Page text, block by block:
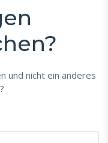
und nicht ein anderes